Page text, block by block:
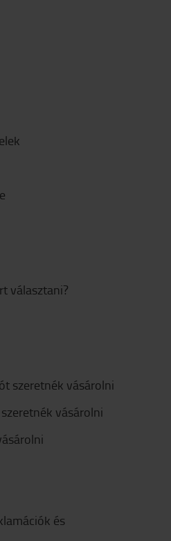
választani?
szeretnék vásárolni
vásárolni
és